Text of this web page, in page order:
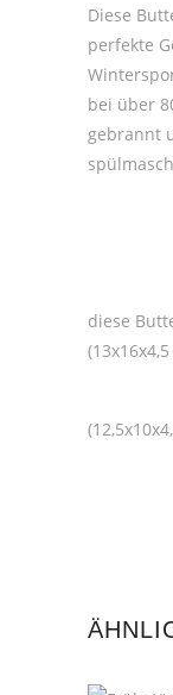
Diese
perfekte
bei über
gebrannt
diese